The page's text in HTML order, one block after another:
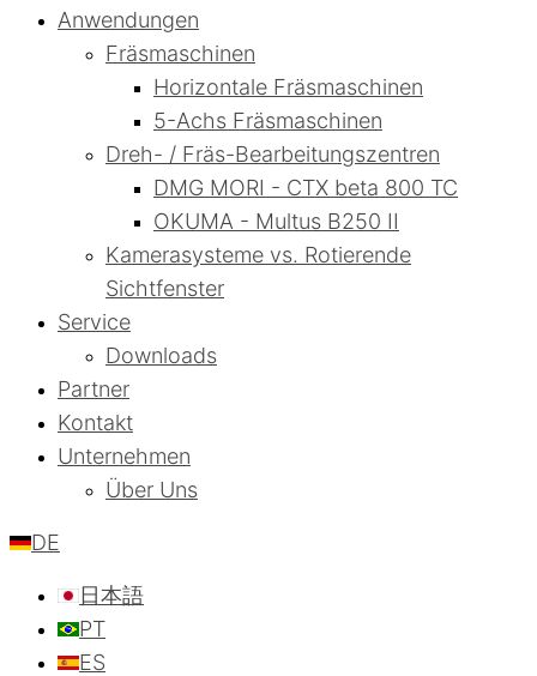
Anwendungen
Fräsmaschinen
Horizontale Fräsmaschinen
5-Achs Fräsmaschinen
Dreh- / Fräs-Bearbeitungszentren
DMG MORI - CTX beta 800 TC
OKUMA - Multus B250 II
Kamerasysteme vs. Rotierende
Sichtfenster
Service
Downloads
Partner
Kontakt
Unternehmen
Über Uns
DE
日本語
PT
ES